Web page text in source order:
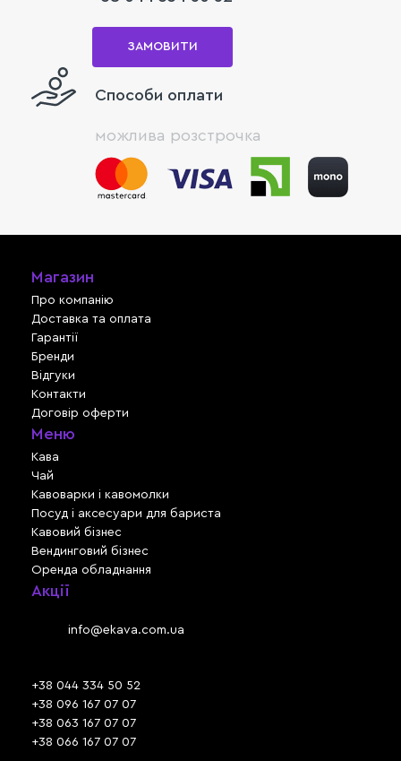
ЗАМОВИТИ
Способи оплати
можлива розстрочка
Магазин
Про компанію
Доставка та оплата
Гарантії
Бренди
Відгуки
Контакти
Договір оферти
Меню
Кава
Чай
Кавоварки і кавомолки
Посуд і аксесуари для бариста
Кавовий бізнес
Вендинговий бізнес
Оренда обладнання
Акції
info@ekava.com.ua
+38 044 334 50 52
+38 096 167 07 07
+38 063 167 07 07
+38 066 167 07 07